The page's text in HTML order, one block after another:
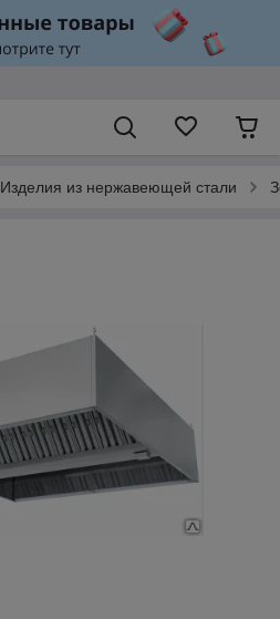
Изделия из нержавеющей стали